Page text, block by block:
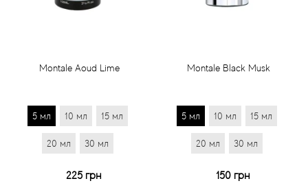
Montale Aoud Lime
5 мл 10 мл 15 мл
20 мл 30 мл
225 грн
Montale Black Musk
5 мл 10 мл 15 мл
20 мл 30 мл
150 грн